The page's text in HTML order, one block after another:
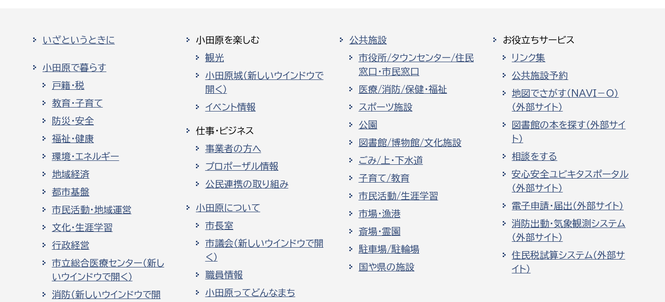
いざというときに
小田原で暮らす
戸籍・税
教育・子育て
防災・安全
福祉・健康
環境・エネルギー
地域経済
都市基盤
市民活動・地域運営
文化・生涯学習
行政経営
市立総合医療センター（新し
いウインドウで開く）
消防（新しいウインドウで開
小田原を楽しむ
観光
小田原城（新しいウインドウで
開く）
イベント情報
仕事・ビジネス
事業者の方へ
プロポーザル情報
公民連携の取り組み
小田原について
市長室
市議会（新しいウインドウで開
く）
職員情報
小田原ってどんなまち
公共施設
市役所/タウンセンター/住民
窓口・市民窓口
医療/消防/保健・福祉
スポーツ施設
公園
図書館/博物館/文化施設
ごみ/上・下水道
子育て/教育
市民活動/生涯学習
市場・漁港
斎場・霊園
駐車場/駐輪場
国や県の施設
お役立ちサービス
リンク集
公共施設予約
地図でさがす（NAVI－O）
（外部サイト）
図書館の本を探す（外部サイ
ト）
相談をする
安心安全ユビキタスポータル
（外部サイト）
電子申請・届出（外部サイト）
消防出動・気象観測システム
（外部サイト）
住民税試算システム（外部サ
イト）